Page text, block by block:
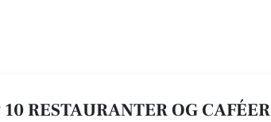
RESTAURANTER OG CAFÉER